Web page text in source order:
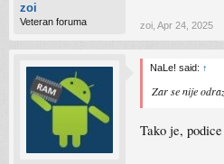
zoi
Veteran foruma zoi Apr 24, 2025
NaLe! said: ↑
Zar se nije
Tako je,